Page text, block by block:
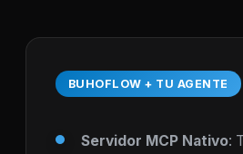
BUHOFLOW + TU AGENTE
Servidor MCP Nativo: